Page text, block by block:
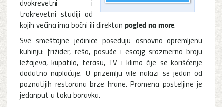
dvokrevetni i
trokrevetni studiji od
kojih većina ima bočni ili direktan pogled na more.
Sve smeštajne jedinice poseduju osnovno opremljenu
kuhinju: frižider, rešo, posuđe i escajg srazmerno broju
ležajeva, kupatilo, terasu, TV i klima čije se korišćenje
dodatno naplaćuje. U prizemlju vile nalazi se jedan od
poznatijih restorana brze hrane. Promena posteljine je
jedanput u toku boravka.